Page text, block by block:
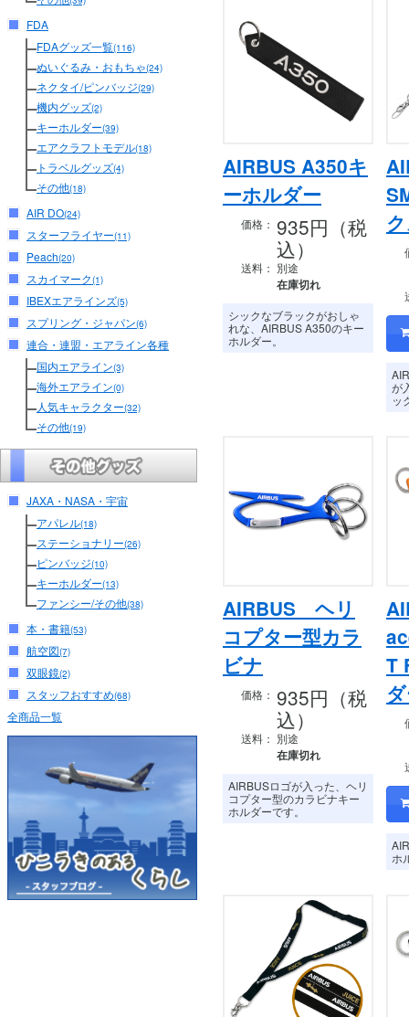
FDA
FDAグッズ一覧(116)
ぬいぐるみ・おもちゃ(24)
ネクタイ/ピンバッジ(29)
機内グッズ(2)
キーホルダー(39)
エアクラフトモデル(18)
トラベルグッズ(4)
その他(18)
AIR DO(24)
スターフライヤー(11)
Peach(20)
スカイマーク(1)
IBEXエアラインズ(5)
スプリング・ジャパン(6)
連合・連盟・エアライン各種
国内エアライン(3)
海外エアライン(0)
人気キャラクター(32)
その他(19)
JAXA・NASA・宇宙
アパレル(18)
ステーショナリー(26)
ピンバッジ(10)
キーホルダー(13)
ファンシー/その他(38)
本・書籍(53)
航空図(7)
双眼鏡(2)
スタッフおすすめ(68)
全商品一覧
AIRBUS A350キ
ーホルダー
価格： 935円（税
込）
送料： 別途
在庫切れ
シックなブラックがおしゃ
れな、AIRBUS A350のキー
ホルダー。
が
ッ
AIRBUS ヘリ
コプター型カラ
ビナ
価格： 935円（税
込）
送料： 別途
在庫切れ
AIRBUSロゴが入った、ヘリ
コプター型のカラビナキー
ホルダーです。
T
ホ